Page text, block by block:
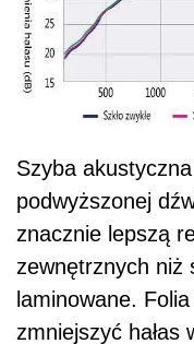
Szyba
podwyższonej
znacznie lepszą
zewnętrznych niż
laminowane.
zmniejszyć hałas